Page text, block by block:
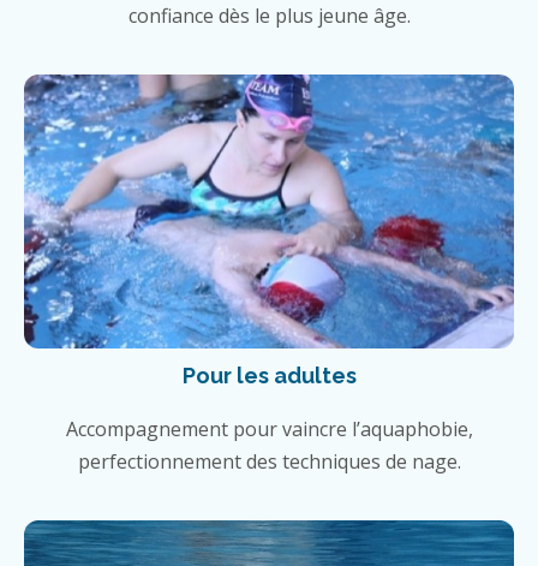
confiance dès le plus jeune âge.
Pour les adultes
Accompagnement pour vaincre l’aquaphobie,
perfectionnement des techniques de nage.